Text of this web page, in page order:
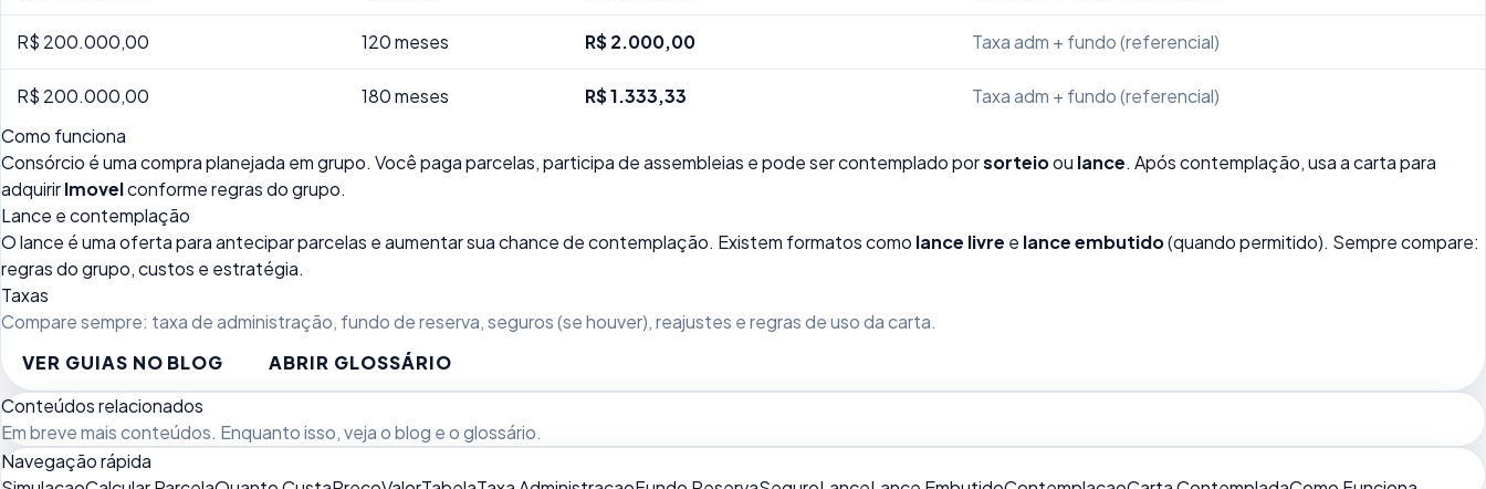
R$ 200.000,00 120 meses R$ 2.000,00 Taxa adm + fundo (referencial)
R$ 200.000,00 180 meses R$ 1.333,33
Taxa adm + fundo (referencial)
Como funciona
Consórcio é uma compra planejada em grupo. Você paga parcelas, participa de assembleias e pode ser contemplado porsorteioou lance. Após contemplação, usa a carta para
adquirirImovelconforme regras do grupo.
Lance e contemplação
O lance é uma oferta para antecipar parcelas e aumentar sua chance de contemplação. Existem formatos como lance livre e lance embutido(quando permitido). Sempre compare:
regras do grupo, custos e estratégia.
Taxas
Compare sempre: taxa de administração, fundo de reserva, seguros (se houver), reajustes e regras de uso da carta.
VER GUIAS NO BLOG
ABRIR GLOSSÁRIO
Conteúdos relacionados
Em breve mais conteúdos. Enquanto isso, vejao blog e oglossário.
Navegação rápida